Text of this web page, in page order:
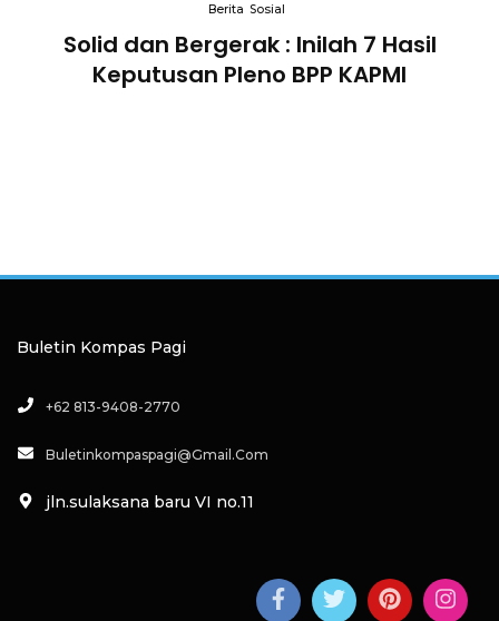
Berita Sosial
Solid dan Bergerak : Inilah 7 Hasil
Keputusan Pleno BPP KAPMI
Buletin Kompas Pagi
+62 813-9408-2770
Buletinkompaspagi@gmail.com
jln.sulaksana baru VI no.11